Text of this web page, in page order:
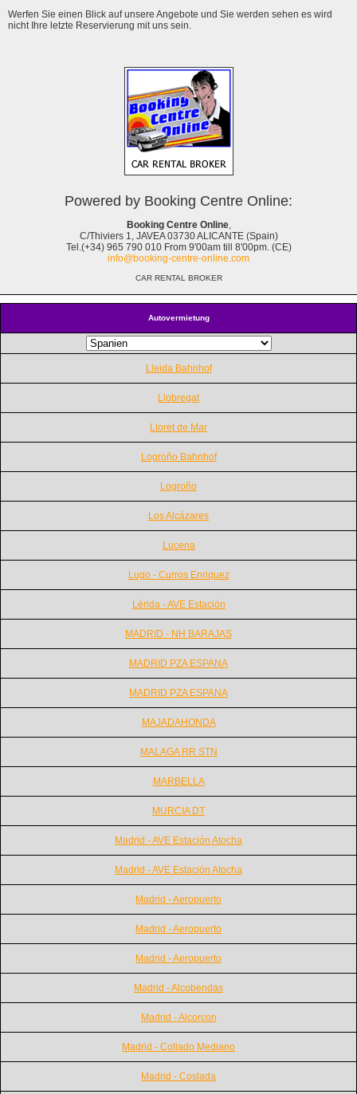
Autovermietung
Lleida Bahnhof
Llobregat
Lloret de Mar
Logroño Bahnhof
Logroño
Los Alcázares
Lucena
Lugo - Curros Enriquez
Lérida - AVE Estación
MADRID - NH BARAJAS
MADRID PZA ESPANA
MADRID PZA ESPANA
MAJADAHONDA
MALAGA RR STN
MARBELLA
MURCIA DT
Madrid - AVE Estación Atocha
Madrid - AVE Estación Atocha
Madrid - Aeropuerto
Madrid - Aeropuerto
Madrid - Aeropuerto
Madrid - Alcobendas
Madrid - Alcorcon
Madrid - Collado Mediano
Madrid - Coslada
Werfen Sie einen Blick auf unsere Angebote und Sie werden sehen es wird
nicht Ihre letzte Reservierung mit uns sein.
Powered by Booking Centre Online:
Booking Centre Online,
C/Thiviers 1, JAVEA 03730 ALICANTE (Spain)
Tel.(+34) 965 790 010 From 9'00am till 8'00pm. (CE)
info@booking-centre-online.com
CAR RENTAL BROKER